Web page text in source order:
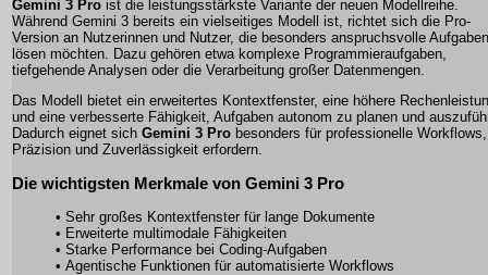
Gemini 3 Pro ist die leistungsstärkste Variante der neuen Modellreihe.
Während Gemini 3 bereits ein vielseitiges Modell ist, richtet sich die Pro-
Version an Nutzerinnen und Nutzer, die besonders anspruchsvolle Aufgaben
lösen möchten. Dazu gehören etwa komplexe Programmieraufgaben,
tiefgehende Analysen oder die Verarbeitung großer Datenmengen.
Das Modell bietet ein erweitertes Kontextfenster, eine höhere
und eine verbesserte Fähigkeit, Aufgaben autonom zu planen und
Dadurch eignet sich Gemini 3 Pro besonders für professionelle
Präzision und Zuverlässigkeit erfordern.
Die wichtigsten Merkmale von Gemini 3 Pro
• Sehr großes Kontextfenster für lange Dokumente
• Erweiterte multimodale Fähigkeiten
• Starke Performance bei Coding-Aufgaben
• Agentische Funktionen für automatisierte Workflows